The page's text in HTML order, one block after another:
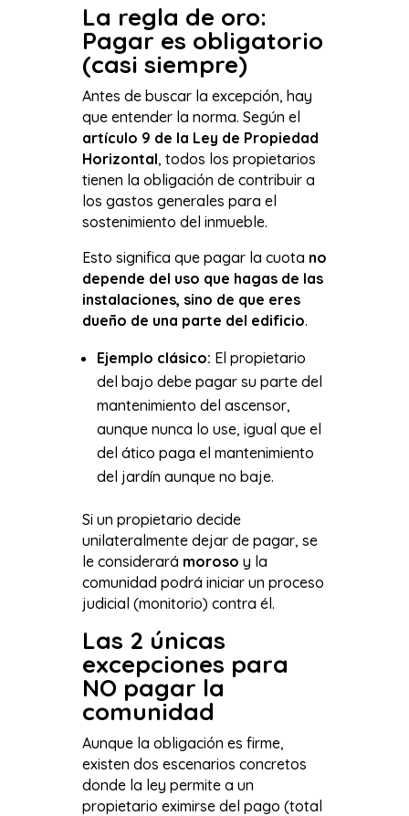
La regla de oro:
Pagar es obligatorio
(casi siempre)
Antes de buscar la excepción, hay
que entender la norma. Según el
artículo 9 de la Ley de Propiedad
Horizontal, todos los propietarios
tienen la obligación de contribuir a
los gastos generales para el
sostenimiento del inmueble.
Esto significa que pagar la cuota no
depende del uso que hagas de las
instalaciones, sino de que eres
dueño de una parte del edificio.
Ejemplo clásico: El propietario
del bajo debe pagar su parte del
mantenimiento del ascensor,
aunque nunca lo use, igual que el
del ático paga el mantenimiento
del jardín aunque no baje.
Si un propietario decide
unilateralmente dejar de pagar, se
le considerará moroso y la
comunidad podrá iniciar un proceso
judicial (monitorio) contra él.
Las 2 únicas
excepciones para
NO pagar la
comunidad
Aunque la obligación es firme,
existen dos escenarios concretos
donde la ley permite a un
propietario eximirse del pago (total